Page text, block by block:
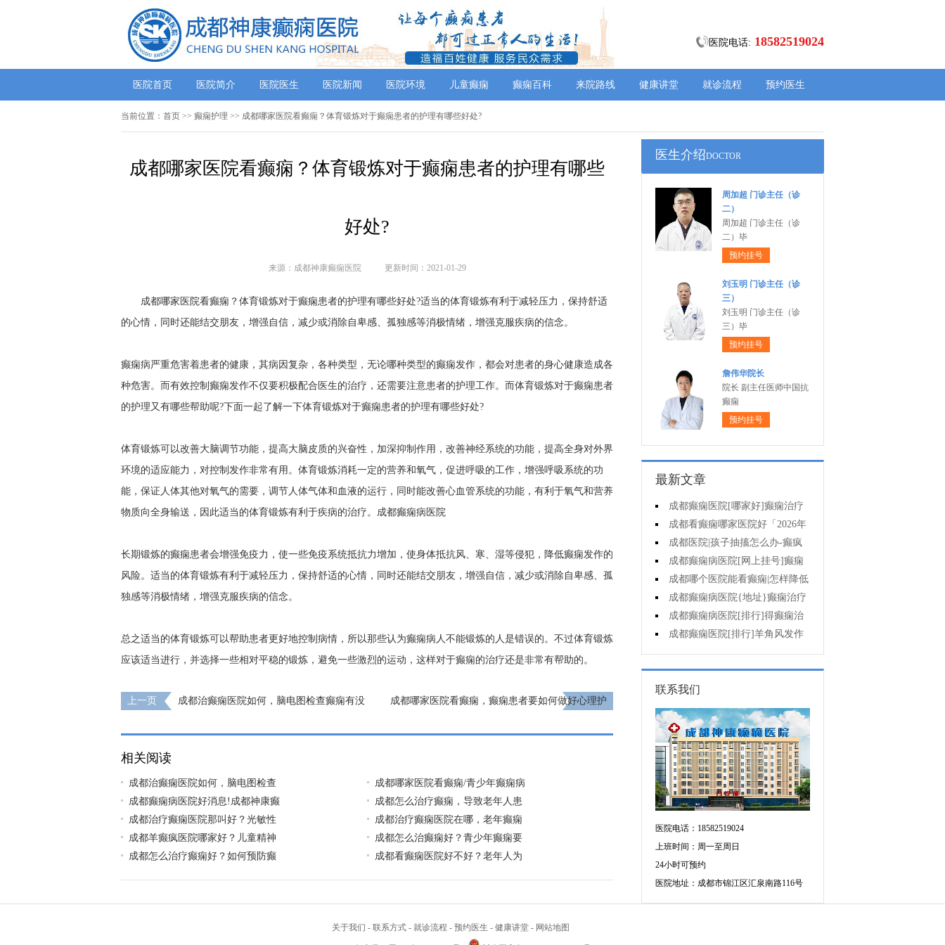
医院电话: 18582519024
医院首页 医院简介 医院医生 医院新闻 医院环境 儿童癫痫 癫痫百科 来院路线 健康讲堂 就诊流程 预约医生
当前位置： 首页 >> 癫痫护理 >> 成都哪家医院看癫痫？体育锻炼对于癫痫患者的护理有哪些好处?
成都哪家医院看癫痫？体育锻炼对于癫痫患者的护理有哪些
好处?
来源：成都神康癫痫医院 更新时间：2021-01-29
成都哪家医院看癫痫？体育锻炼对于癫痫患者的护理有哪些好处?适当的体育锻炼有利于减轻压力，保持舒适
的心情，同时还能结交朋友，增强自信，减少或消除自卑感、孤独感等消极情绪，增强克服疾病的信念。
癫痫病严重危害着患者的健康，其病因复杂，各种类型，无论哪种类型的癫痫发作，都会对患者的身心健康造成各
种危害。而有效控制癫痫发作不仅要积极配合医生的治疗，还需要注意患者的护理工作。而体育锻炼对于癫痫患者
的护理又有哪些帮助呢?下面一起了解一下体育锻炼对于癫痫患者的护理有哪些好处?
体育锻炼可以改善大脑调节功能，提高大脑皮质的兴奋性，加深抑制作用，改善神经系统的功能，提高全身对外界
环境的适应能力，对控制发作非常有用。体育锻炼消耗一定的营养和氧气，促进呼吸的工作，增强呼吸系统的功
能，保证人体其他对氧气的需要，调节人体气体和血液的运行，同时能改善心血管系统的功能，有利于氧气和营养
物质向全身输送，因此适当的体育锻炼有利于疾病的治疗。 成都癫痫病医院
长期锻炼的癫痫患者会增强免疫力，使一些免疫系统抵抗力增加，使身体抵抗风、寒、湿等侵犯，降低癫痫发作的
风险。适当的体育锻炼有利于减轻压力，保持舒适的心情，同时还能结交朋友，增强自信，减少或消除自卑感、孤
独感等消极情绪，增强克服疾病的信念。
总之适当的体育锻炼可以帮助患者更好地控制病情，所以那些认为癫痫病人不能锻炼的人是错误的。不过体育锻炼
应该适当进行，并选择一些相对平稳的锻炼，避免一些激烈的运动，这样对于癫痫的治疗还是非常有帮助的。
上一页
成都治癫痫医院如何，脑电图检查癫痫有没
成都哪家医院看癫痫，癫痫患者要如何做好心理护
相关阅读
成都治癫痫医院如何，脑电图检查
成都哪家医院看癫痫/青少年癫痫病
成都癫痫病医院好消息!成都神康癫
成都怎么治疗癫痫，导致老年人患
成都治疗癫痫医院那叫好？光敏性
成都治疗癫痫医院在哪，老年癫痫
成都羊癫疯医院哪家好？儿童精神
成都怎么治癫痫好？青少年癫痫要
成都怎么治疗癫痫好？如何预防癫
成都看癫痫医院好不好？老年人为
医生介绍DOCTOR
周加超 门诊主任（诊
二）
周加超 门诊主任（诊
二）毕
预约挂号
刘玉明 门诊主任（诊
三）
刘玉明 门诊主任（诊
三）毕
预约挂号
詹伟华院长
院长 副主任医师中国抗
癫痫
预约挂号
最新文章
成都癫痫医院[哪家好]癫痫治疗
起来很困难吗?
成都看癫痫哪家医院好「2026年
度公布」为什么有癫痫的病人容易
猝死?
成都医院|孩子抽搐怎么办-癫疯
病病人反复发作的原因是什么?
成都癫痫病医院[网上挂号]癫痫
的治疗要注意什么?
成都哪个医院能看癫痫|怎样降低
癫痫遗传风险?
成都癫痫病医院{地址}癫痫治疗
中为什么还是犯病?
成都癫痫病医院[排行]得癫痫治
不好是为什么?
成都癫痫医院[排行]羊角风发作
有哪些危害?
联系我们
医院电话：18582519024
上班时间：周一至周日
24小时可预约
医院地址：成都市锦江区汇泉南路116号
关于我们 - 联系方式 - 就诊流程 - 预约医生 - 健康讲堂 - 网站地图